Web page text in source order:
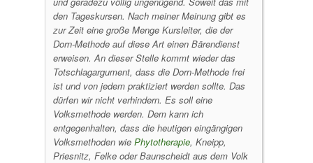
den Tageskursen. Nach meiner Meinung gibt es
zur Zeit eine große Menge Kursleiter, die der
Dorn-Methode auf diese Art einen Bärendienst
erweisen. An dieser Stelle kommt wieder das
Totschlagargument, dass die Dorn-Methode frei
ist und von jedem praktiziert werden sollte. Das
dürfen wir nicht verhindern. Es soll eine
Volksmethode werden. Dem kann ich
entgegenhalten, dass die heutigen eingängigen
Volksmethoden wie Phytotherapie, Kneipp,
Priesnitz, Felke oder Baunscheidt aus dem Volk